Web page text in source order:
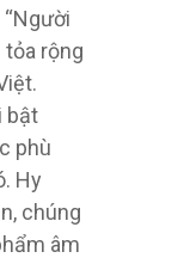
tỏa rộng
bật
phù
Hy
chúng
âm